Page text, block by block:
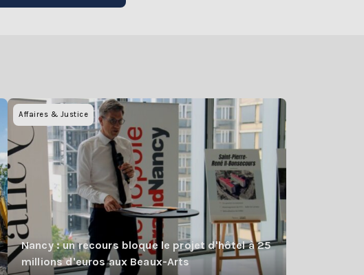
Affaires & Justice
Nancy : un recours bloque le projet d'hôtel à 25
millions d'euros aux Beaux-Arts